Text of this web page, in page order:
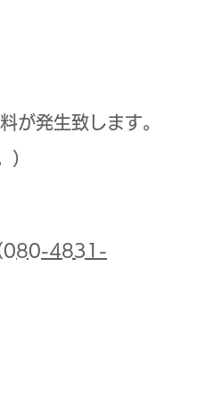
が発生致します。
）
080-4831-